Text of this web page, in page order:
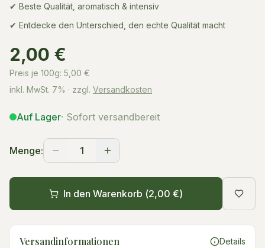
✔ Beste Qualität, aromatisch & intensiv
✔ Entdecke den Unterschied, den echte Qualität macht
2,00 €
Preis je 100g: 5,00 €
inkl. MwSt. 7% · zzgl. Versandkosten
Auf Lager· Sofort versandbereit
Menge: 1
In den Warenkorb (2,00 €)
Versandinformationen Details